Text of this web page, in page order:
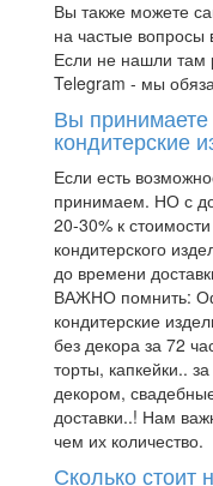
Вы также можете
на частые вопросы
Если не нашли там
Telegram - мы
Вы
кондитерские
Если есть
принимаем. НО с
20-30% к
кондитерского
до времени
ВАЖНО помнить:
кондитерские
без декора за 72
торты, капкейки..
декором,
доставки..! Нам
чем их количество.
Сколько стоит